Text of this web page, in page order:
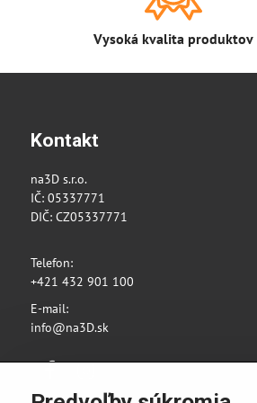
Vysoká kvalita produktov
Kontakt
na3D s.r.o.
IČ: 05337771
DIČ: CZ05337771
Telefon:
+421 432 901 100
E-mail:
info@na3D.sk